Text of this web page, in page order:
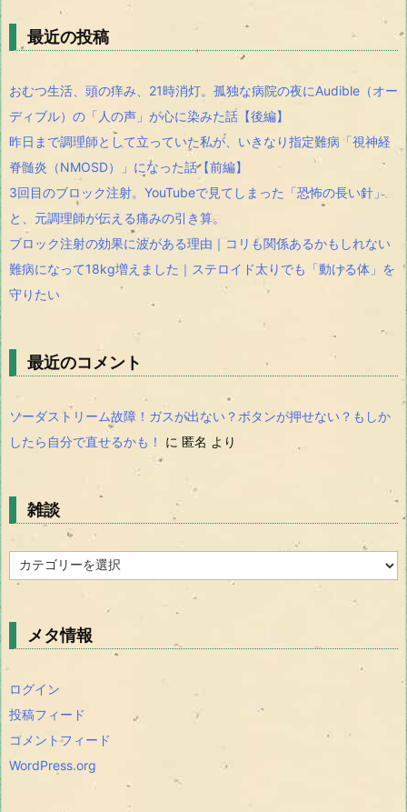
最近の投稿
おむつ生活、頭の痒み、21時消灯。孤独な病院の夜にAudible（オー
ディブル）の「人の声」が心に染みた話【後編】
昨日まで調理師として立っていた私が、いきなり指定難病「視神経
脊髄炎（NMOSD）」になった話【前編】
3回目のブロック注射。YouTubeで見てしまった「恐怖の長い針」
と、元調理師が伝える痛みの引き算。
ブロック注射の効果に波がある理由｜コリも関係あるかもしれない
難病になって18kg増えました｜ステロイド太りでも「動ける体」を
守りたい
最近のコメント
ソーダストリーム故障！ガスが出ない？ボタンが押せない？もしか
したら自分で直せるかも！
に 匿名 より
雑談
談
メタ情報
ログイン
投稿フィード
コメントフィード
WordPress.org